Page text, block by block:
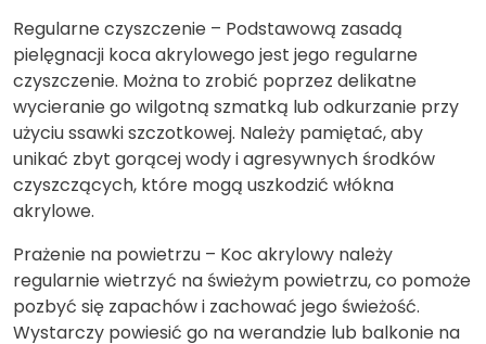
Regularne czyszczenie – Podstawową zasadą
pielęgnacji koca akrylowego jest jego regularne
czyszczenie. Można to zrobić poprzez delikatne
wycieranie go wilgotną szmatką lub odkurzanie przy
użyciu ssawki szczotkowej. Należy pamiętać, aby
unikać zbyt gorącej wody i agresywnych środków
czyszczących, które mogą uszkodzić włókna
akrylowe.
Prażenie na powietrzu – Koc akrylowy należy
regularnie wietrzyć na świeżym powietrzu, co pomoże
pozbyć się zapachów i zachować jego świeżość.
Wystarczy powiesić go na werandzie lub balkonie na